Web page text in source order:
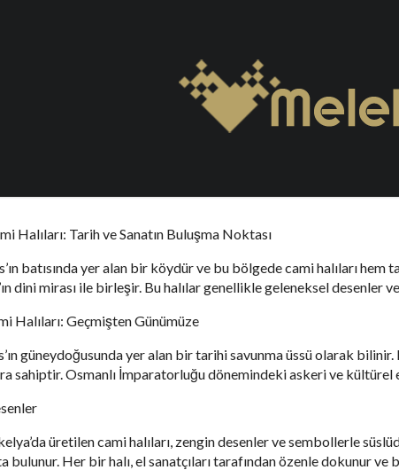
ve Dikelya Cami Halısı
Halıları: Tarih ve Sanatın Buluşma Noktası
batısında yer alan bir köydür ve bu bölgede cami halıları
dini mirası ile birleşir. Bu halılar genellikle geleneksel
Halıları: Geçmişten Günümüze
güneydoğusunda yer alan bir tarihi savunma üssü olarak
sahiptir. Osmanlı İmparatorluğu dönemindeki askeri ve kültürel
üretilen cami halıları, zengin desenler ve sembollerle
bulunur. Her bir halı, el sanatçıları tarafından özenle dokunur